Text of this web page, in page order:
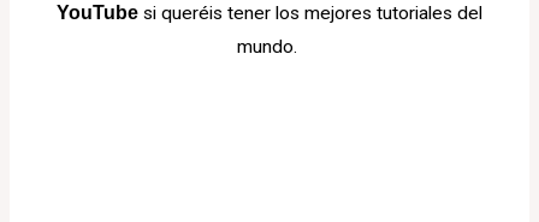
YouTube si queréis tener los mejores tutoriales del
mundo.